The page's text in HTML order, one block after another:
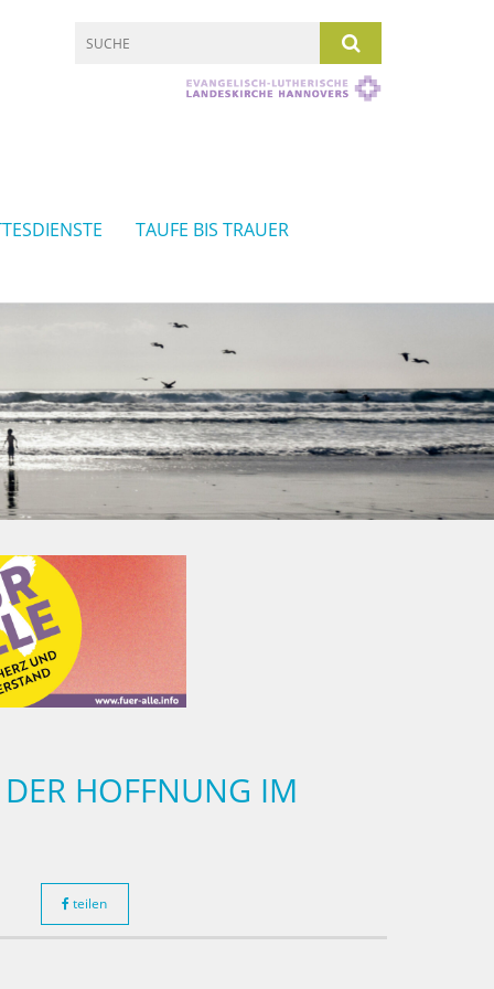
TAUFE BIS TRAUER
HOFFNUNG IM
teilen